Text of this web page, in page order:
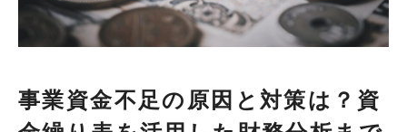
事業資金不足の原因と対策は？資